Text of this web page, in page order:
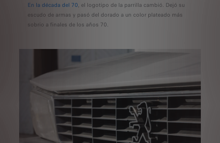
En la década del 70, el logotipo de la parrilla cambió. Dejó su
escudo de armas y pasó del dorado a un color plateado más
sobrio a finales de los años 70.